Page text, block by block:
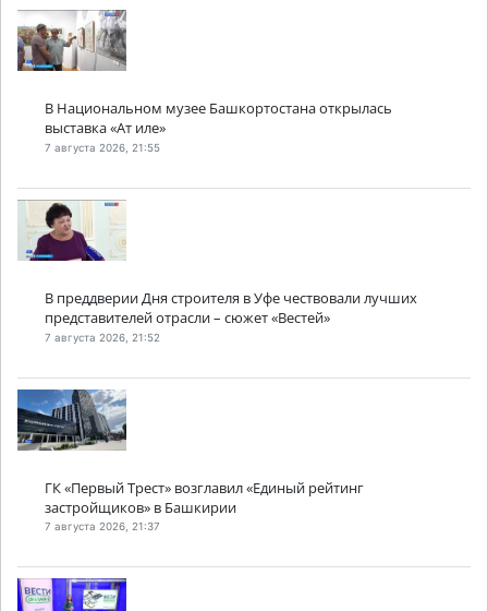
В Национальном музее Башкортостана открылась
выставка «Ат иле»
7 августа 2026, 21:55
В преддверии Дня строителя в Уфе чествовали лучших
представителей отрасли – сюжет «Вестей»
7 августа 2026, 21:52
ГК «Первый Трест» возглавил «Единый рейтинг
застройщиков» в Башкирии
7 августа 2026, 21:37